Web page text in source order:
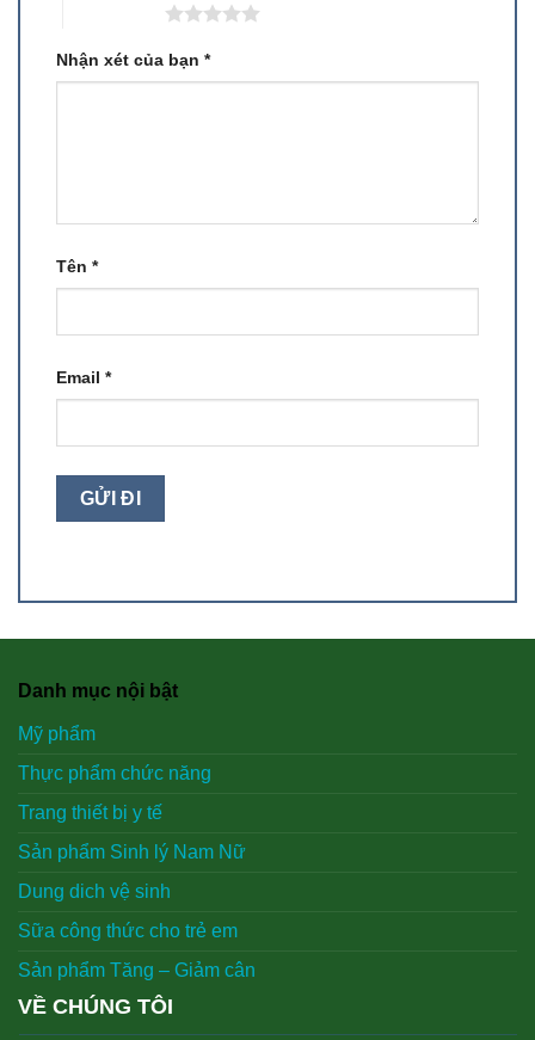
Nhận xét của bạn *
Tên *
Email *
Danh mục nội bật
Mỹ phẩm
Thực phẩm chức năng
Trang thiết bị y tế
Sản phẩm Sinh lý Nam Nữ
Dung dich vệ sinh
Sữa công thức cho trẻ em
Sản phẩm Tăng – Giảm cân
VỀ CHÚNG TÔI